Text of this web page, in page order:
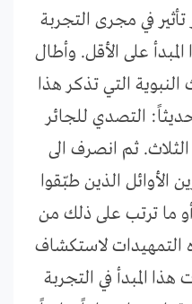
في مجرى التجربة
على الأقل. وأطال
التي تذكر هذا
التصدي للجائر
الثلاث. ثم انصرف الى
الأوائل الذين طبّقوا
أو ما ترتب على ذلك من
التمهيدات لاستكشاف
المبدأ في التجربة